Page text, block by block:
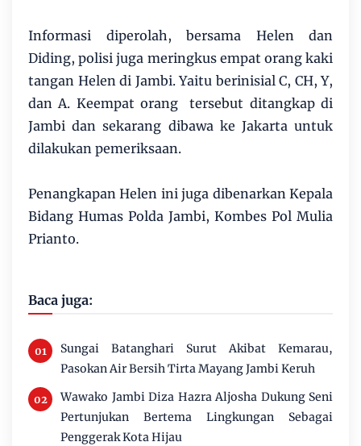
Informasi diperolah, bersama Helen dan
Diding, polisi juga meringkus empat orang kaki
tangan Helen di Jambi. Yaitu berinisial C, CH, Y,
dan A. Keempat orang tersebut ditangkap di
Jambi dan sekarang dibawa ke Jakarta untuk
dilakukan pemeriksaan.
Penangkapan Helen ini juga dibenarkan Kepala
Bidang Humas Polda Jambi, Kombes Pol Mulia
Prianto.
Baca juga:
Sungai Batanghari Surut Akibat Kemarau,
Pasokan Air Bersih Tirta Mayang Jambi Keruh
Wawako Jambi Diza Hazra Aljosha Dukung Seni
Pertunjukan Bertema Lingkungan Sebagai
Penggerak Kota Hijau